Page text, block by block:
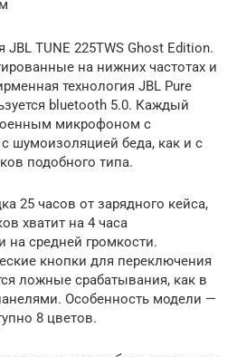
JBL TUNE 225TWS Ghost Edition.
на нижних частотах и
технология JBL Pure
bluetooth 5.0. Каждый
микрофоном с
шумоизоляцией беда, как и с
подобного типа.
25 часов от зарядного кейса,
хватит на 4 часа
средней громкости.
кнопки для переключения
ложные срабатывания, как в
Особенность модели —
8 цветов.